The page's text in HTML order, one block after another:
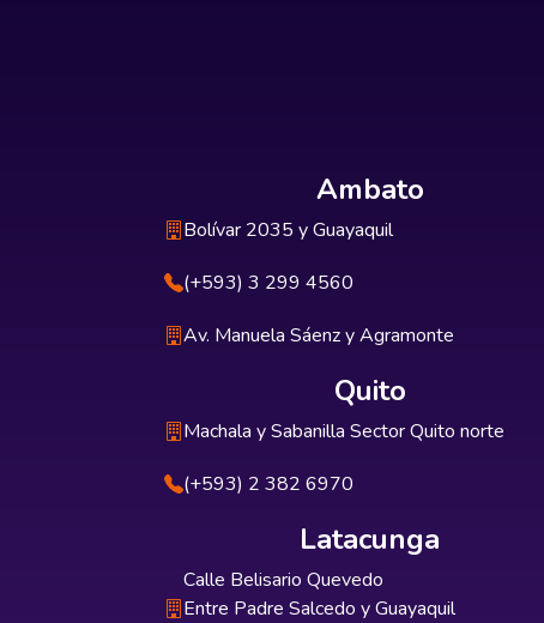
Ambato
Bolívar 2035 y Guayaquil
(+593) 3 299 4560
Av. Manuela Sáenz y Agramonte
Quito
Machala y Sabanilla Sector Quito norte
(+593) 2 382 6970
Latacunga
Calle Belisario Quevedo
Entre Padre Salcedo y Guayaquil